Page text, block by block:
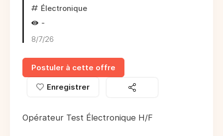
Électronique
-
8/7/26
Postuler à cette offre
Enregistrer
Opérateur Test Électronique H/F